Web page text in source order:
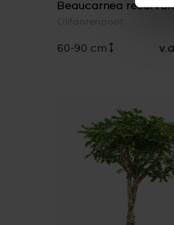
Beaucarnea
Olifantenpoot
60-90 cm